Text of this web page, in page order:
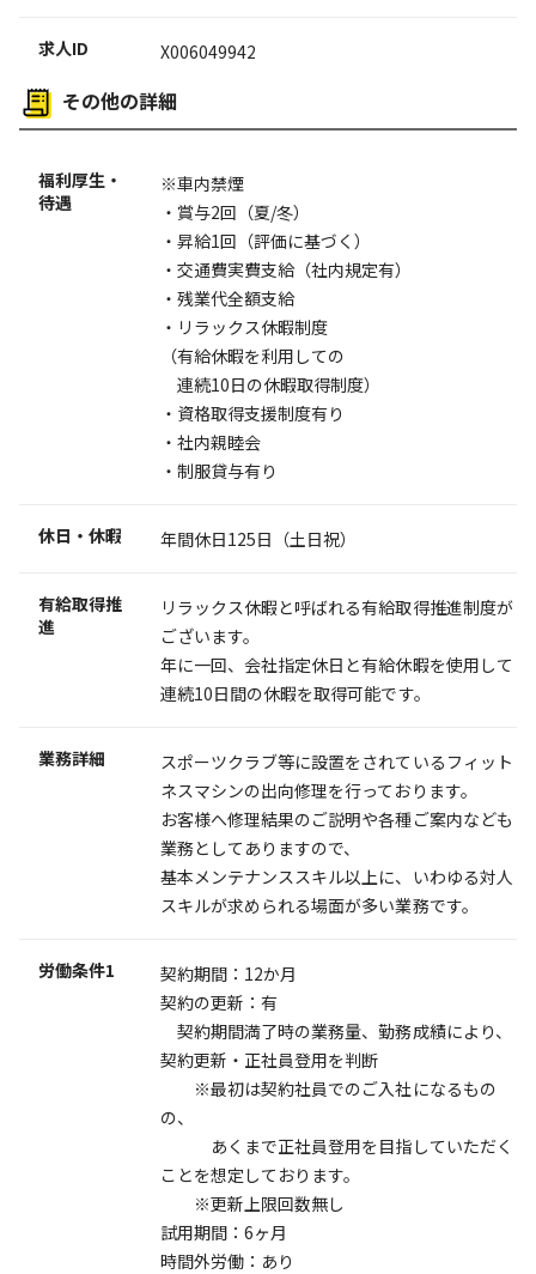
求人ID X006049942
その他の詳細
福利厚生・
待遇
※車内禁煙
・賞与2回（夏/冬）
・昇給1回（評価に基づく）
・交通費実費支給（社内規定有）
・残業代全額支給
・リラックス休暇制度
（有給休暇を利用しての
連続10日の休暇取得制度）
・資格取得支援制度有り
・社内親睦会
・制服貸与有り
休日・休暇 年間休日125日（土日祝）
有給取得推
進
リラックス休暇と呼ばれる有給取得推進制度が
ございます。
年に一回、会社指定休日と有給休暇を使用して
連続10日間の休暇を取得可能です。
業務詳細
スポーツクラブ等に設置をされているフィット
ネスマシンの出向修理を行っております。
お客様へ修理結果のご説明や各種ご案内なども
業務としてありますので、
基本メンテナンススキル以上に、いわゆる対人
スキルが求められる場面が多い業務です。
労働条件1
契約期間：12か月
契約の更新：有
契約期間満了時の業務量、勤務成績により、
契約更新・正社員登用を判断
※最初は契約社員でのご入社になるもの
の、
あくまで正社員登用を目指していただく
ことを想定しております。
※更新上限回数無し
試用期間：6ヶ月
時間外労働：あり